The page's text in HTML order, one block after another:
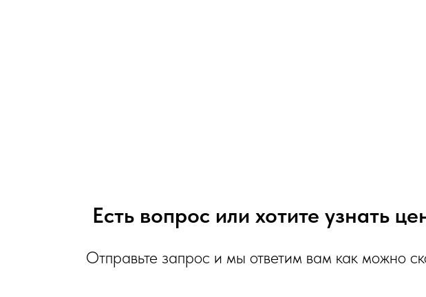
Есть вопрос или хотите узнать
Отправьте запрос и мы ответим вам как можно